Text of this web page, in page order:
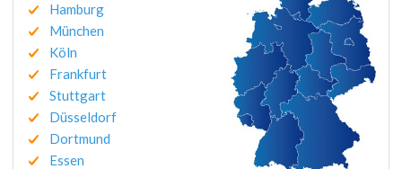
Hamburg
München
Köln
Frankfurt
Stuttgart
Düsseldorf
Dortmund
Essen